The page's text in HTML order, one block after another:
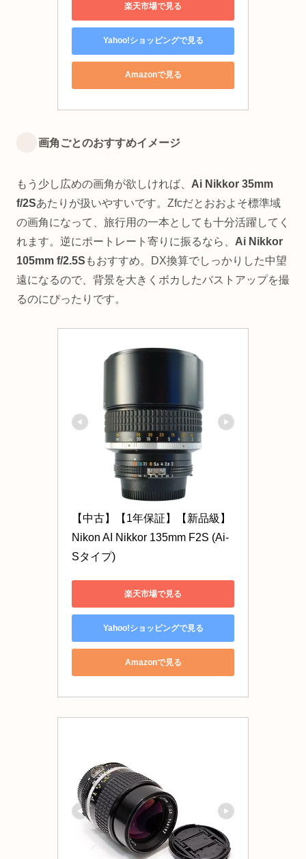
楽天市場で見る
Yahoo!ショッピングで見る
Amazonで見る
画角ごとのおすすめイメージ
もう少し広めの画角が欲しければ、 Ai Nikkor 35mm
f/2Sあたりが扱いやすいです。Zfcだとおおよそ標準域
の画角になって、旅行用の一本としても十分活躍してく
れます。逆にポートレート寄りに振るなら、 Ai Nikkor
105mm f/2.5S もおすすめ。DX換算でしっかりした中望
遠になるので、背景を大きくボカしたバストアップを撮
るのにぴったりです。
【中古】【1年保証】【新品級】
Nikon AI Nikkor 135mm F2S (Ai-
Sタイプ)
楽天市場で見る
Yahoo!ショッピングで見る
Amazonで見る